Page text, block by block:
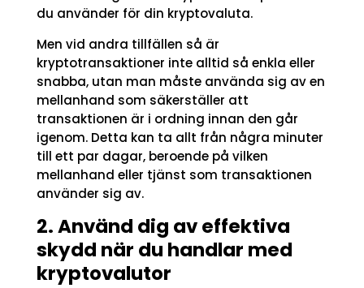
du använder för din kryptovaluta.
Men vid andra tillfällen så är
kryptotransaktioner inte alltid så enkla eller
snabba, utan man måste använda sig av en
mellanhand som säkerställer att
transaktionen är i ordning innan den går
igenom. Detta kan ta allt från några minuter
till ett par dagar, beroende på vilken
mellanhand eller tjänst som transaktionen
använder sig av.
2. Använd dig av effektiva
skydd när du handlar med
kryptovalutor